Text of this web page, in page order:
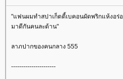
"แฟนผมทำสปาเก็ตตี้เบคอนผัดพริกแห้งอร่
มาดีกันคนละด้าน"
ลาภปากของคนกลาง 555
----------------------